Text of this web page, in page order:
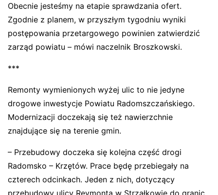
Obecnie jesteśmy na etapie sprawdzania ofert.
Zgodnie z planem, w przyszłym tygodniu wyniki
postępowania przetargowego powinien zatwierdzić
zarząd powiatu – mówi naczelnik Broszkowski.
***
Remonty wymienionych wyżej ulic to nie jedyne
drogowe inwestycje Powiatu Radomszczańskiego.
Modernizacji doczekają się też nawierzchnie
znajdujące się na terenie gmin.
– Przebudowy doczeka się kolejna część drogi
Radomsko – Krzętów. Prace będę przebiegały na
czterech odcinkach. Jeden z nich, dotyczący
przebudowy ulicy Reymonta w Strzałkowie do granic